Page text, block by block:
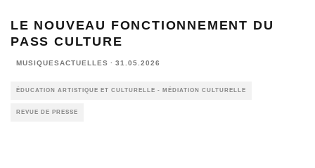
LE NOUVEAU FONCTIONNEMENT DU
PASS CULTURE
MUSIQUESACTUELLES · 31.05.2026
ÉDUCATION ARTISTIQUE ET CULTURELLE - MÉDIATION CULTURELLE
REVUE DE PRESSE